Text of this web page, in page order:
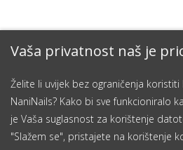
Vaša privatnost naš je
Želite li uvijek bez ograničenja
NaniNails? Kako bi sve funkcioniralo
je Vaša suglasnost za korištenje
"Slažem se", pristajete na korištenje